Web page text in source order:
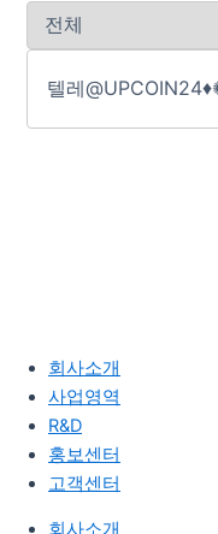
회사소개
사업영역
R&D
홍보센터
고객센터